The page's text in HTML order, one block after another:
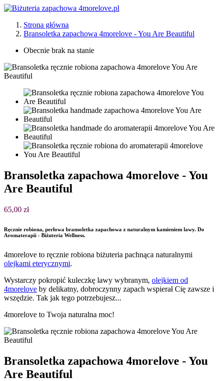
Strona główna
Bransoletka zapachowa 4morelove - You Are Beautiful
Obecnie brak na stanie
Bransoletka zapachowa 4morelove - You
Are Beautiful
65,00 zł
Ręcznie robiona, perłowa bransoletka zapachowa z naturalnym kamieniem lawy. Do
Aromaterapii - Biżuteria Wellness.
4morelove to ręcznie robiona biżuteria pachnąca naturalnymi
olejkami eterycznymi.
Wystarczy pokropić kuleczkę lawy wybranym, olejkiem od
4morelove by delikatny, dobroczynny zapach wspierał Cię zawsze i
wszędzie. Tak jak tego potrzebujesz...
4morelove to Twoja naturalna moc!
Bransoletka zapachowa 4morelove - You
Are Beautiful